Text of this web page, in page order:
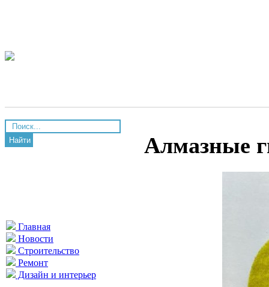
Найти
Главная
Новости
Строительство
Ремонт
Дизайн и интерьер
Алмазные